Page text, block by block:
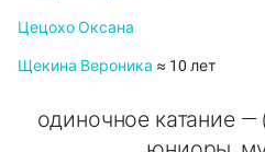
Цецохо Оксана
Щекина Вероника ≈ 10 лет
одиночное катание